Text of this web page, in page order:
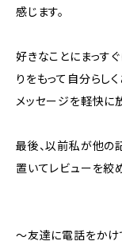
感じます。
好きなことにまっす
りをもって自分らし
メッセージを軽快に
最後、以前私が他
置いてレビューを絞
～友達に電話をかけ